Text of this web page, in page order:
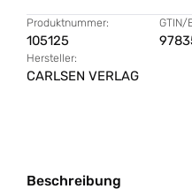
Produktnummer:
105125
GTIN/
Hersteller:
CARLSEN VERLAG
Beschreibung